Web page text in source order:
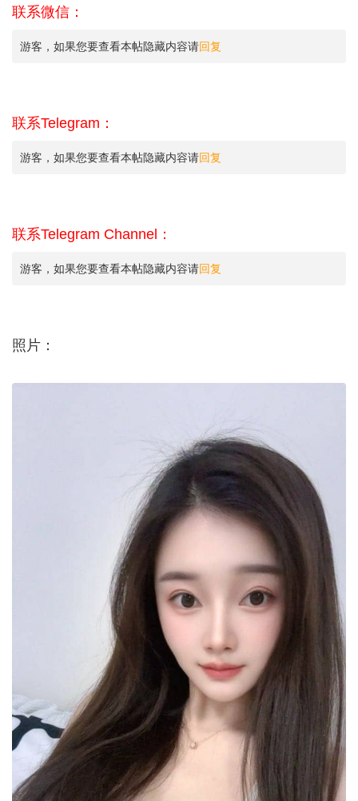
联系微信：
游客，如果您要查看本帖隐藏内容请回复
联系Telegram：
游客，如果您要查看本帖隐藏内容请回复
联系Telegram Channel：
游客，如果您要查看本帖隐藏内容请回复
照片：